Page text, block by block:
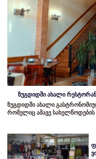
ზუგდიდში ახალი
ზუგდიდში ახალი
რომელიც ამავე